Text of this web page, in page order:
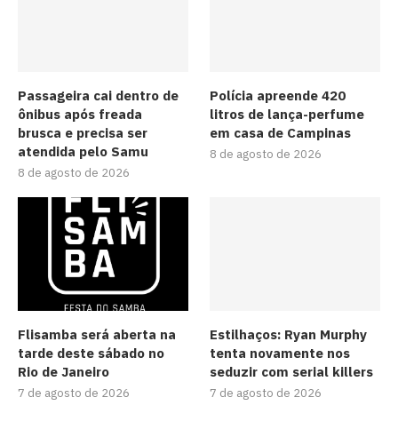
Passageira cai dentro de
ônibus após freada
brusca e precisa ser
atendida pelo Samu
8 de agosto de 2026
Polícia apreende 420
litros de lança-perfume
em casa de Campinas
8 de agosto de 2026
Flisamba será aberta na
tarde deste sábado no
Rio de Janeiro
7 de agosto de 2026
Estilhaços: Ryan Murphy
tenta novamente nos
seduzir com serial killers
7 de agosto de 2026